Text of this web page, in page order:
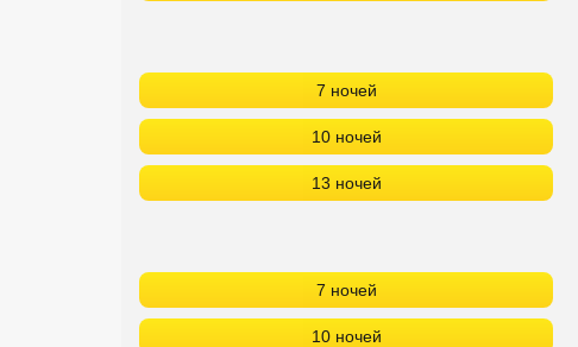
7 ночей
10 ночей
13 ночей
7 ночей
10 ночей